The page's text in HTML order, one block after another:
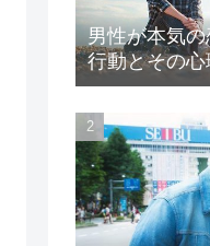
男性が本気
行動とその心